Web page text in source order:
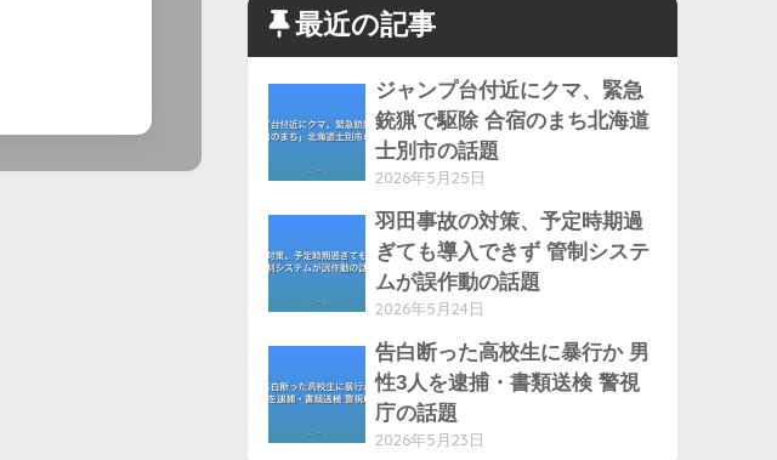
最近の記事
ジャンプ台付近にクマ、緊急
銃猟で駆除 合宿のまち北海道
士別市の話題
2026年5月25日
羽田事故の対策、予定時期過
ぎても導入できず 管制システ
ムが誤作動の話題
2026年5月24日
告白断った高校生に暴行か 男
性3人を逮捕・書類送検 警視
庁の話題
2026年5月23日